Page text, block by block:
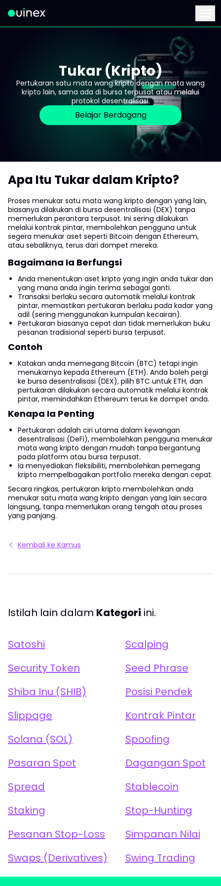
Ini ialah logo dan jika diklik akan mengalihkan anda ke
Tukar (Kripto)
Pertukaran satu mata wang kripto dengan mata wang
kripto lain, sama ada di bursa terpusat atau melalui
protokol desentralisasi.
Belajar Berdagang
Apa Itu Tukar dalam Kripto?
Proses menukar satu mata wang kripto dengan yang lain,
biasanya dilakukan di bursa desentralisasi (DEX) tanpa
memerlukan perantara terpusat. Ini sering dilakukan
melalui kontrak pintar, membolehkan pengguna untuk
segera menukar aset seperti Bitcoin dengan Ethereum,
atau sebaliknya, terus dari dompet mereka.
Bagaimana Ia Berfungsi
Anda menentukan aset kripto yang ingin anda tukar dan
yang mana anda ingin terima sebagai ganti.
Transaksi berlaku secara automatik melalui kontrak
pintar, memastikan pertukaran berlaku pada kadar yang
adil (sering menggunakan kumpulan kecairan).
Pertukaran biasanya cepat dan tidak memerlukan buku
pesanan tradisional seperti bursa terpusat.
Contoh
Katakan anda memegang Bitcoin (BTC) tetapi ingin
menukarnya kepada Ethereum (ETH). Anda boleh pergi
ke bursa desentralisasi (DEX), pilih BTC untuk ETH, dan
pertukaran dilakukan secara automatik melalui kontrak
pintar, memindahkan Ethereum terus ke dompet anda.
Kenapa Ia Penting
Pertukaran adalah ciri utama dalam kewangan
desentralisasi (DeFi), membolehkan pengguna menukar
mata wang kripto dengan mudah tanpa bergantung
pada platform atau bursa terpusat.
Ia menyediakan fleksibiliti, membolehkan pemegang
kripto mempelbagaikan portfolio mereka dengan cepat.
Secara ringkas, pertukaran kripto membolehkan anda
menukar satu mata wang kripto dengan yang lain secara
langsung, tanpa memerlukan orang tengah atau proses
yang panjang.
Kembali ke Kamus
Istilah lain dalam Kategori ini.
Satoshi
Scalping
Security Token
Seed Phrase
Shiba Inu (SHIB)
Posisi Pendek
Slippage
Kontrak Pintar
Solana (SOL)
Spoofing
Pasaran Spot
Dagangan Spot
Spread
Stablecoin
Staking
Stop-Hunting
Pesanan Stop-Loss
Simpanan Nilai
Swaps (Derivatives)
Swing Trading